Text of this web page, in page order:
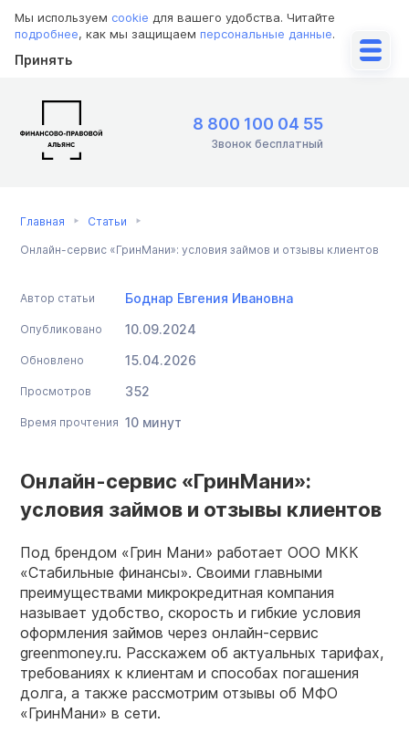
Мы используем cookie для вашего удобства. Читайте
подробнее, как мы защищаем персональные данные.
Принять
8 800 100 04 55
Звонок бесплатный
Главная Статьи
Онлайн-сервис «ГринМани»: условия займов и отзывы клиентов
Автор статьи Боднар Евгения Ивановна
Опубликовано 10.09.2024
Обновлено 15.04.2026
Просмотров 352
Время прочтения 10 минут
Онлайн-сервис «ГринМани»:
условия займов и отзывы клиентов
Под брендом «Грин Мани» работает ООО МКК
«Стабильные финансы». Своими главными
преимуществами микрокредитная компания
называет удобство, скорость и гибкие условия
оформления займов через онлайн-сервис
greenmoney.ru. Расскажем об актуальных тарифах,
требованиях к клиентам и способах погашения
долга, а также рассмотрим отзывы об МФО
«ГринМани» в сети.